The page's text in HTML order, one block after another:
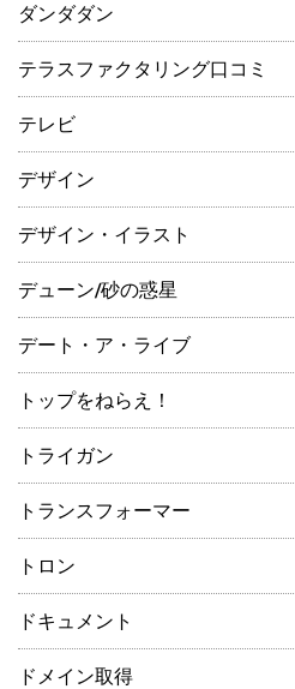
ダンダダン
テラスファクタリング口コミ
テレビ
デザイン
デザイン・イラスト
デューン/砂の惑星
デート・ア・ライブ
トップをねらえ！
トライガン
トランスフォーマー
トロン
ドキュメント
ドメイン取得